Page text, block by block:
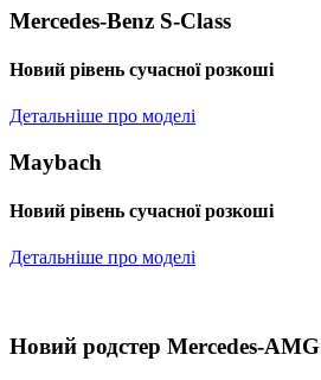
Mercedes-Benz S-Class
Новий рівень сучасної розкоші
Детальніше про моделі
Maybach
Новий рівень сучасної розкоші
Детальніше про моделі
Новий родстер Mercedes-AMG